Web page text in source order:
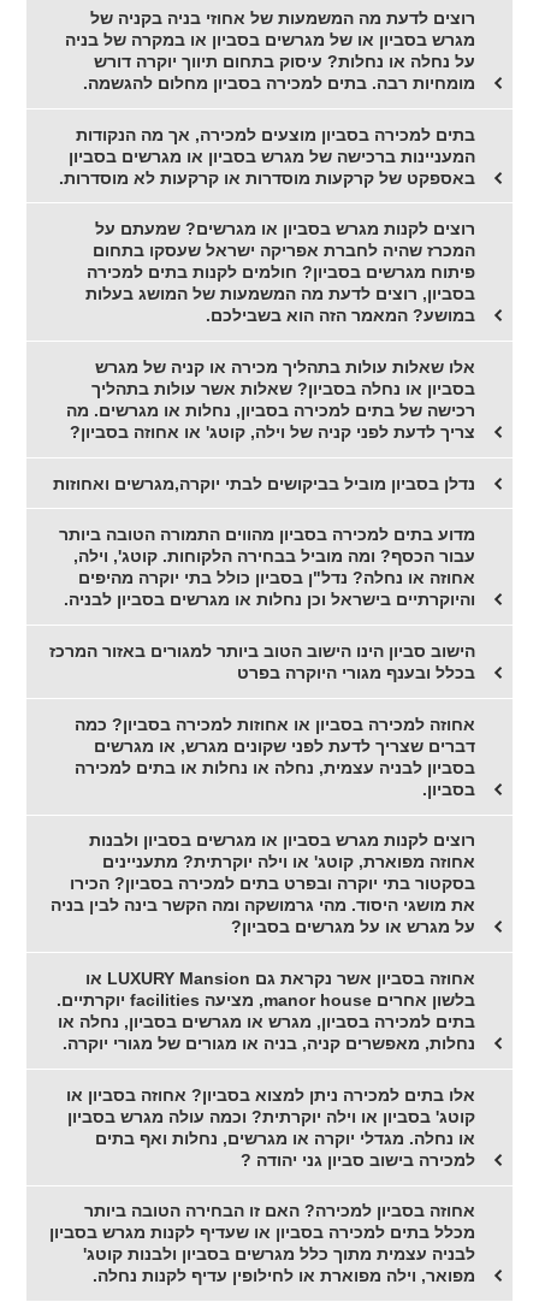
רוצים לדעת מה המשמעות של אחוזי בניה בקניה של
מגרש בסביון או של מגרשים בסביון או במקרה של בניה
על נחלה או נחלות? עיסוק בתחום תיווך יוקרה דורש
מומחיות רבה. בתים למכירה בסביון מחלום להגשמה.
בתים למכירה בסביון מוצעים למכירה, אך מה הנקודות
המעניינות ברכישה של מגרש בסביון או מגרשים בסביון
באספקט של קרקעות מוסדרות או קרקעות לא מוסדרות.
רוצים לקנות מגרש בסביון או מגרשים? שמעתם על
המכרז שהיה לחברת אפריקה ישראל שעסקו בתחום
פיתוח מגרשים בסביון? חולמים לקנות בתים למכירה
בסביון, רוצים לדעת מה המשמעות של המושג בעלות
במושע? המאמר הזה הוא בשבילכם.
אלו שאלות עולות בתהליך מכירה או קניה של מגרש
בסביון או נחלה בסביון? שאלות אשר עולות בתהליך
רכישה של בתים למכירה בסביון, נחלות או מגרשים. מה
צריך לדעת לפני קניה של וילה, קוטג' או אחוזה בסביון?
נדלן בסביון מוביל בביקושים לבתי יוקרה,מגרשים ואחוזות
מדוע בתים למכירה בסביון מהווים התמורה הטובה ביותר
עבור הכסף? ומה מוביל בבחירה הלקוחות. קוטג', וילה,
אחוזה או נחלה? נדל"ן בסביון כולל בתי יוקרה מהיפים
והיוקרתיים בישראל וכן נחלות או מגרשים בסביון לבניה.
הישוב סביון הינו הישוב הטוב ביותר למגורים באזור המרכז
בכלל ובענף מגורי היוקרה בפרט
אחוזה למכירה בסביון או אחוזות למכירה בסביון? כמה
דברים שצריך לדעת לפני שקונים מגרש, או מגרשים
בסביון לבניה עצמית, נחלה או נחלות או בתים למכירה
בסביון.
רוצים לקנות מגרש בסביון או מגרשים בסביון ולבנות
אחוזה מפוארת, קוטג' או וילה יוקרתית? מתעניינים
בסקטור בתי יוקרה ובפרט בתים למכירה בסביון? הכירו
את מושגי היסוד. מהי גרמושקה ומה הקשר בינה לבין בניה
על מגרש או על מגרשים בסביון?
אחוזה בסביון אשר נקראת גם LUXURY Mansion או
בלשון אחרים manor house, מציעה facilities יוקרתיים.
בתים למכירה בסביון, מגרש או מגרשים בסביון, נחלה או
נחלות, מאפשרים קניה, בניה או מגורים של מגורי יוקרה.
אלו בתים למכירה ניתן למצוא בסביון? אחוזה בסביון או
קוטג' בסביון או וילה יוקרתית? וכמה עולה מגרש בסביון
או נחלה. מגדלי יוקרה או מגרשים, נחלות ואף בתים
למכירה בישוב סביון גני יהודה ?
אחוזה בסביון למכירה? האם זו הבחירה הטובה ביותר
מכלל בתים למכירה בסביון או שעדיף לקנות מגרש בסביון
לבניה עצמית מתוך כלל מגרשים בסביון ולבנות קוטג'
מפואר, וילה מפוארת או לחילופין עדיף לקנות נחלה.